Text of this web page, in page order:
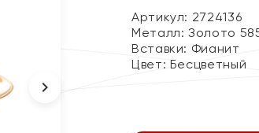
Артикул: 2724136
Металл:Золото
Вставки: Фианит
Цвет: Бесцветный